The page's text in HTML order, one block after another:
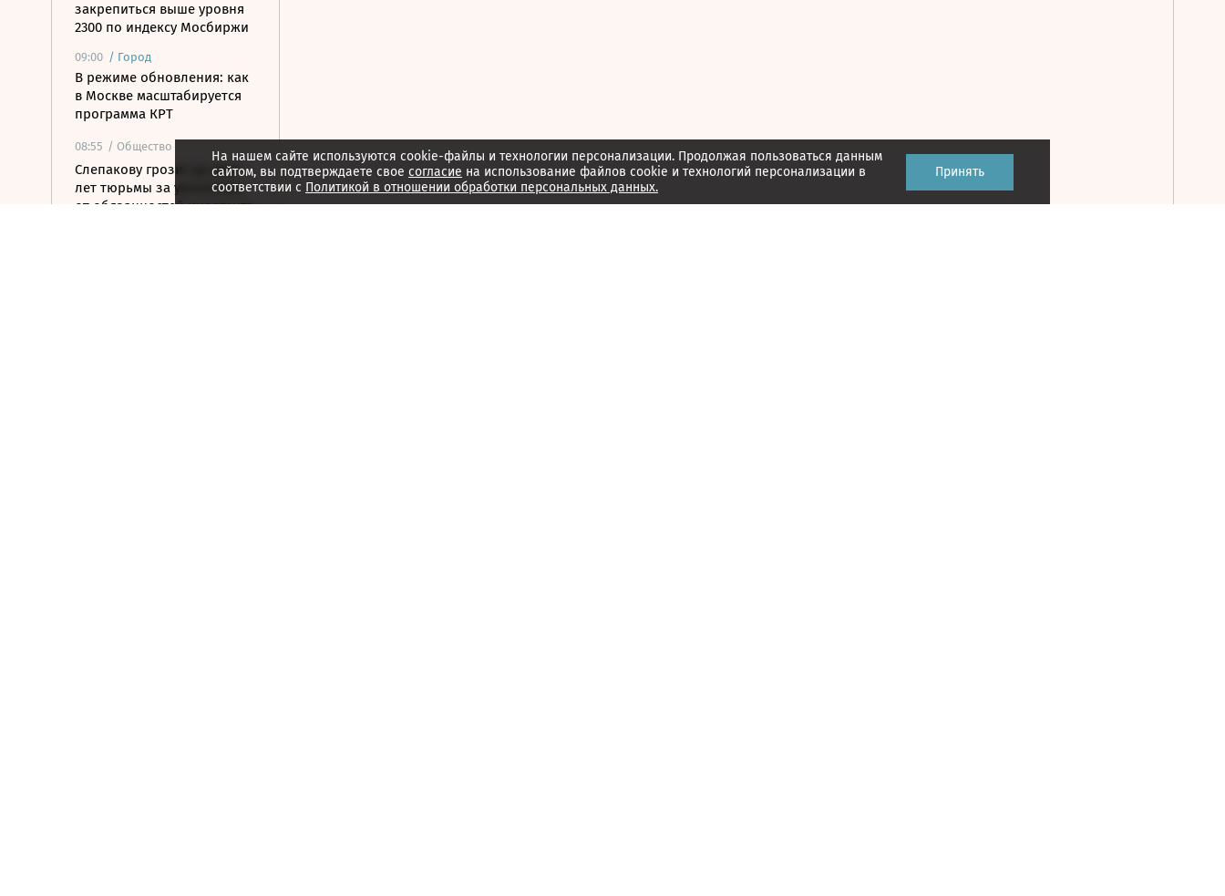
закрепиться выше уровня
2300 по индексу Мосбиржи
09:00 / Город
В режиме обновления: как
в Москве масштабируется
программа КРТ
08:55 / Общество
Слепакову грозит до двух
лет тюрьмы за уклонение
от обязанностей иноагента
На нашем сайте используются cookie-файлы и технологии персонализации. Продолжая пользоваться данным
сайтом, вы подтверждаете свое согласие на использование файлов cookie и технологий персонализации в
соответствии с Политикой в отношении обработки персональных данных.
Принять